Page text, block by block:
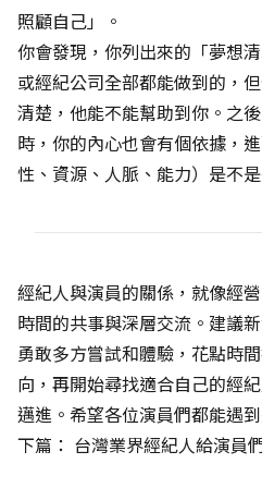
照顧自己」。
你會發現，你列出來的「夢想
或經紀公司全部都能做到的，
清楚，他能不能幫助到你。之
時，你的內心也會有個依據，
性、資源、人脈、能力）是不
經紀人與演員的關係，就像經
時間的共事與深層交流。建議
勇敢多方嘗試和體驗，花點時
向，再開始尋找適合自己的經
邁進。希望各位演員們都能遇
下篇： 台灣業界經紀人給演員